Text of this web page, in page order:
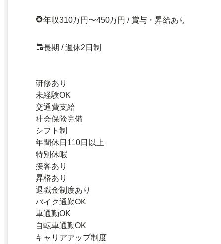
年収310万円〜450万円 / 賞与・昇給あり
長期 / 週休2日制
研修あり
未経験OK
交通費支給
社会保険完備
シフト制
年間休日110日以上
特別休暇
接客あり
昇格あり
退職金制度あり
バイク通勤OK
車通勤OK
自転車通勤OK
キャリアアップ制度